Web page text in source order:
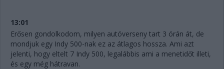
13:01
Erősen gondolkodom, milyen autóverseny tart 3 órán át, de
mondjuk egy Indy 500-nak ez az átlagos hossza. Ami azt
jelenti, hogy eltelt 7 Indy 500, legalábbis ami a menetidőt illeti,
és egy még hátravan.